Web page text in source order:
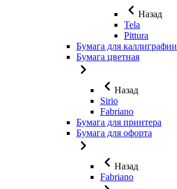
Назад
Tela
Pittura
Бумага для каллиграфии
Бумага цветная
Назад
Sirio
Fabriano
Бумага для принтера
Бумага для офорта
Назад
Fabriano